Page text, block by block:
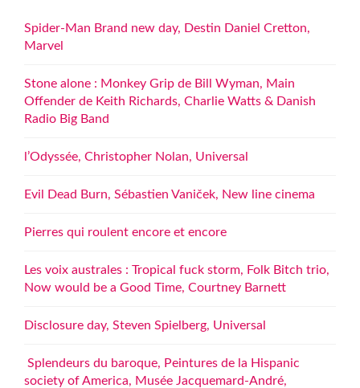
Spider-Man Brand new day, Destin Daniel Cretton,
Marvel
Stone alone : Monkey Grip de Bill Wyman, Main
Offender de Keith Richards, Charlie Watts & Danish
Radio Big Band
l’Odyssée, Christopher Nolan, Universal
Evil Dead Burn, Sébastien Vaniček, New line cinema
Pierres qui roulent encore et encore
Les voix australes : Tropical fuck storm, Folk Bitch trio,
Now would be a Good Time, Courtney Barnett
Disclosure day, Steven Spielberg, Universal
Splendeurs du baroque, Peintures de la Hispanic
society of America, Musée Jacquemard-André,